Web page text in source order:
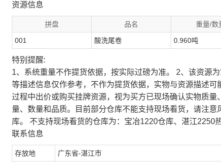
资源信息
拼盘 品名 重量/数
001 酸洗尾卷 0.960吨
特别提醒:
1、系统重量不作提货依据，按实际过磅为准。 2、该资源
等描述信息仅作参考，不作为提货依据，实物与资源描述
过程中出价或购买挂牌资源，视为买方已现场确认实物质
量、数量和品质。目前部分仓库不能支持现场看货，请注
库。 不支持现场看货的仓库为：宝冶1220仓库、湛江2250
联系信息
存放地 广东省-湛江市